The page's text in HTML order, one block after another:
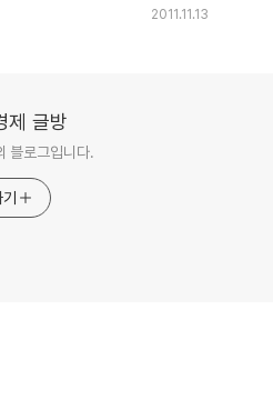
2011.11.13
제 글방
블로그입니다.